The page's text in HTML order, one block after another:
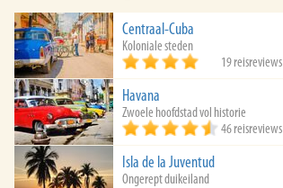
Centraal-Cuba
Koloniale steden
19 reisreviews
Havana
Zwoele hoofdstad vol historie
46 reisreviews
Isla de la Juventud
Ongerept duikeiland